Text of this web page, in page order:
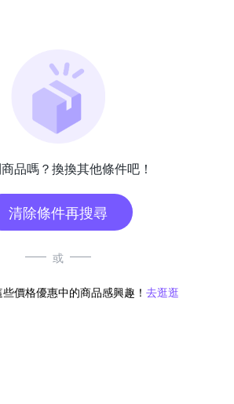
品嗎？換換其他條件吧！
清除條件再搜尋
或
價格優惠中的商品感興趣！ 去逛逛